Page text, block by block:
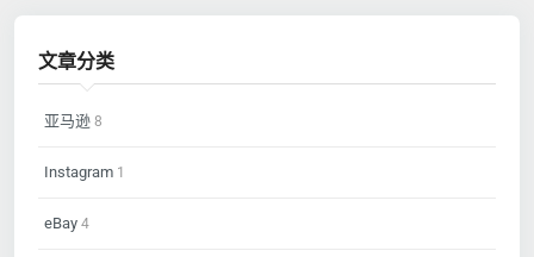
文章分类
亚马逊 8
Instagram 1
eBay 4